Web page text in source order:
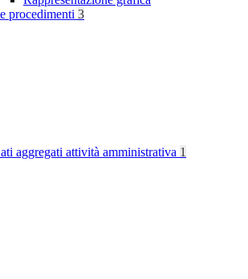
procedimenti 3
aggregati attività amministrativa 1